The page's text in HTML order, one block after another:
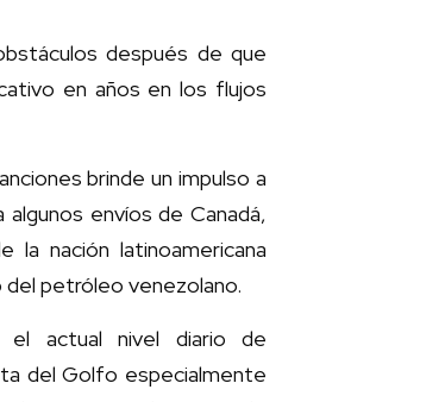
después de que
en años en los flujos
brinde un impulso a
envíos de Canadá,
la nación latinoamericana
del petróleo venezolano.
el actual nivel diario de
del Golfo especialmente